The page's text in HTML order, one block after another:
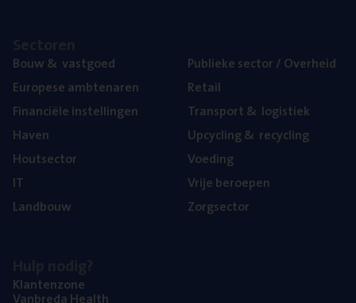
Bouw& vastgoed
Euro­pe­se ambtenaren
Finan­ci­ë­le instellingen
Haven
Hout­sec­tor
IT
Land­bouw
Publie­ke sec­tor / Overheid
Retail
Trans­port& logistiek
Upcy­cling& recycling
Voe­ding
Vrije beroe­pen
Zorg­sec­tor
Klan­ten­zo­ne
Van­b­re­da Health